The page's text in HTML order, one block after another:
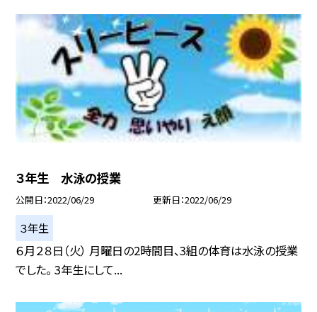
３年生 水泳の授業
公開日 2022/06/29 更新日 2022/06/29
３年生
６月２８日（火） 月曜日の2時間目、3組の体育は水泳の授業
でした。 3年生にして...